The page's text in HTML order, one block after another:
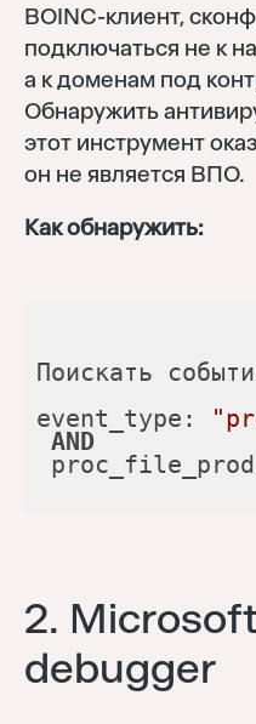
BOINC-клиент,
подключаться не к
а к доменам под
Обнаружить
этот инструмент
он не является ВПО.
Как обнаружить:
event_type:
AND
2.
debugger